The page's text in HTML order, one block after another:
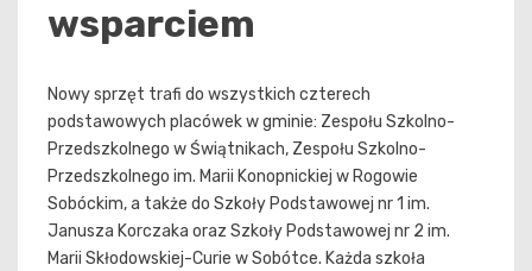
wsparciem
Nowy sprzęt trafi do wszystkich czterech
podstawowych placówek w gminie: Zespołu Szkolno-
Przedszkolnego w Świątnikach, Zespołu Szkolno-
Przedszkolnego im. Marii Konopnickiej w Rogowie
Sobóckim, a także do Szkoły Podstawowej nr 1 im.
Janusza Korczaka oraz Szkoły Podstawowej nr 2 im.
Marii Skłodowskiej-Curie w Sobótce. Każda szkoła